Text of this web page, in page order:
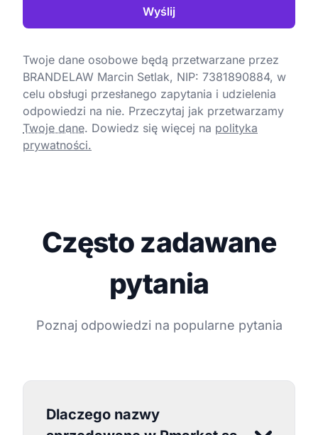
Wyślij
Twoje dane osobowe będą przetwarzane przez
BRANDELAW Marcin Setlak, NIP: 7381890884, w
celu obsługi przesłanego zapytania i udzielenia
odpowiedzi na nie. Przeczytaj jak przetwarzamy
Twoje dane. Dowiedz się więcej na polityka
prywatności.
Często zadawane
pytania
Poznaj odpowiedzi na popularne pytania
Dlaczego nazwy